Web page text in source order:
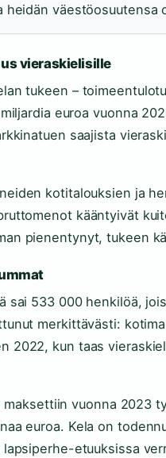
heidän väestöosuutensa
vieraskielisille
tukeen –
euroa vuonna
saajista
kotitalouksien ja
kääntyivät
pienentynyt, tukeen
sai 533 000 henkilöä,
merkittävästi:
2022, kun taas
vuonna 2023
euroa. Kela on
etuuksissa